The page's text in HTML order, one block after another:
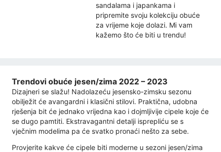
sandalama i japankama i
pripremite svoju kolekciju obuće
za vrijeme koje dolazi. Mi vam
kažemo što će biti u trendu!
Trendovi obuće jesen/zima 2022 – 2023
Dizajneri se slažu! Nadolazeću jesensko-zimsku sezonu
obilježit će avangardni i klasični stilovi. Praktična, udobna
rješenja bit će jednako vrijedna kao i dojmljivije cipele koje će
se dugo pamtiti. Ekstravagantni detalji isprepliću se s
vječnim modelima pa će svatko pronaći nešto za sebe.
Provjerite kakve će cipele biti moderne u sezoni jesen/zima